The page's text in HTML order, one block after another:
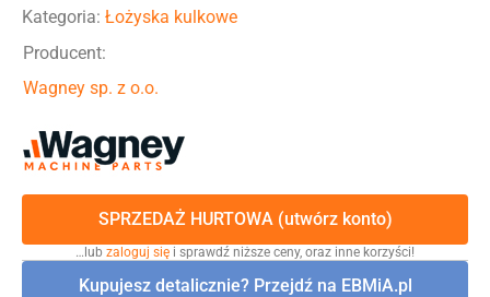
Kategoria: Łożyska kulkowe
Producent:
Wagney sp. z o.o.
SPRZEDAŻ HURTOWA (utwórz konto)
…lub zaloguj się i sprawdź niższe ceny, oraz inne korzyści!
Kupujesz detalicznie? Przejdź na EBMiA.pl